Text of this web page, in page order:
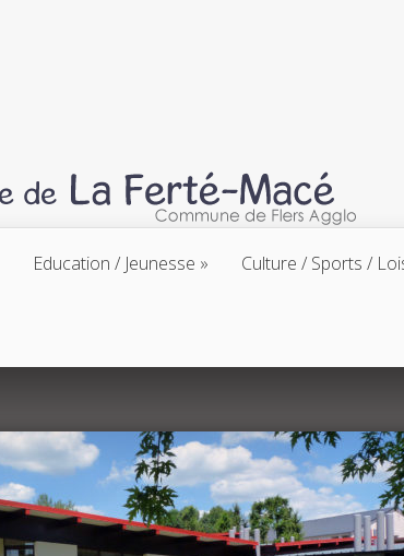
Education / Jeunesse Culture / Sports /